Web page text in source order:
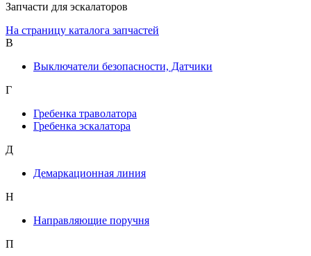
Запчасти для эскалаторов
На страницу каталога запчастей
В
Выключатели безопасности, Датчики
Г
Гребенка траволатора
Гребенка эскалатора
Д
Демаркационная линия
Н
Направляющие поручня
П